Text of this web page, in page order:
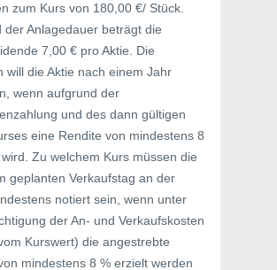
zum Kurs von 180,00 €/ Stück.
der Anlagedauer beträgt die
7,00 € pro Aktie. Die
will die Aktie nach einem Jahr
wenn aufgrund der
und des dann gültigen
eine Rendite von mindestens 8
Zu welchem Kurs müssen die
geplanten Verkaufstag an der
notiert sein, wenn unter
der An- und Verkaufskosten
Kurswert) die angestrebte
mindestens 8 % erzielt werden